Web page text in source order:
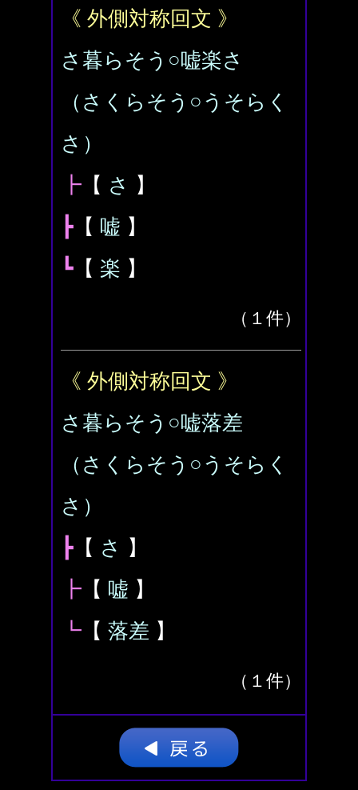
《 外側対称回文 》
さ暮らそう○嘘楽さ
（さくらそう○うそらく
さ）
┣ 【 さ
】
┣ 【 嘘 】
┗ 【 楽 】
（１件）
《 外側対称回文 》
さ暮らそう○嘘落差
（さくらそう○うそらく
さ）
┣ 【 さ
】
┣ 【 嘘 】
┗ 【 落差 】
（１件）